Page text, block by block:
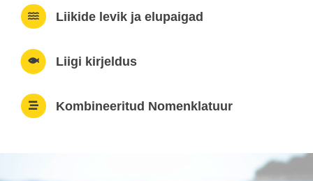
Liikide levik ja elupaigad
Liigi kirjeldus
Kombineeritud Nomenklatuur